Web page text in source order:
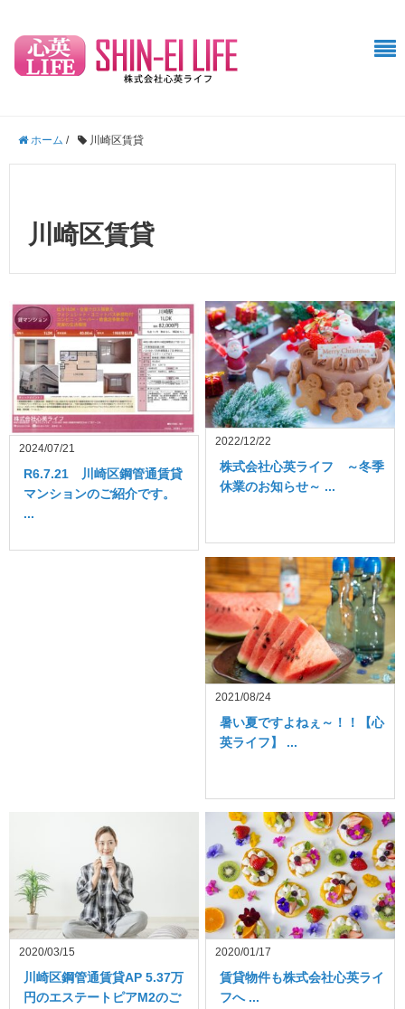
ホーム / 川崎区賃貸
川崎区賃貸
2024/07/21
R6.7.21 川崎区鋼管通賃貸
マンションのご紹介です。
...
2022/12/22
株式会社心英ライフ ～冬季
休業のお知らせ～ ...
2021/08/24
暑い夏ですよねぇ～！！【心
英ライフ】 ...
2020/03/15
川崎区鋼管通賃貸AP 5.37万
円のエステートピアM2のご
2020/01/17
賃貸物件も株式会社心英ライ
フへ ...